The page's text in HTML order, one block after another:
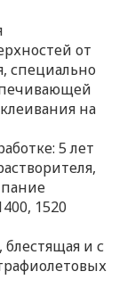
от
специально
на
5 лет
1520
и с